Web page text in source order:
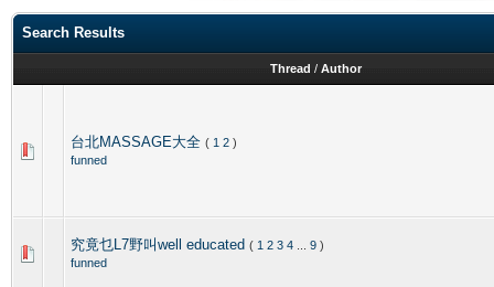
Search Results
Thread / Author
台北MASSAGE大全 ( 1 2 )
funned
究竟乜L7野叫well educated ( 1 2 3 4 9 )
funned